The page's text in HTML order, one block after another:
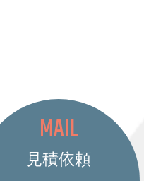
MAIL
見積依頼